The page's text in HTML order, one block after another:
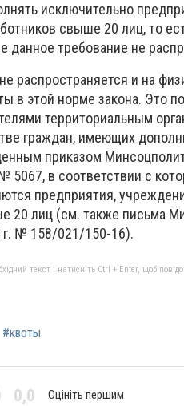
исключительно
свыше 20 лиц, то
данное требование не
распространяется и на
в этой норме закона. Это
территориальным
граждан, имеющих
приказом
5067, в соответствии с
предприятия,
20 лиц (см. также письма
г. № 158/021/150-16).
текст і натисніть Ctrl + Enter, щоб
#квоты
0,0 Оцініть першим